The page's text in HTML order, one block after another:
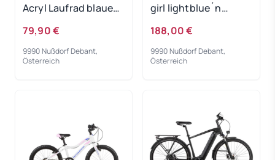
Acryl Laufrad blaues
79,90 €
9990 Nußdorf Debant,
Österreich
girl lightblue´n
188,00 €
9990 Nußdorf Debant,
Österreich